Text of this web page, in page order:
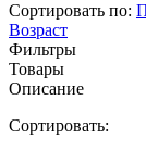
Сортировать по:
Возраст
Фильтры
Товары
Описание
Сортировать: